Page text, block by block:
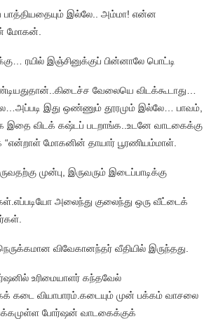
பாத்தியதையும் இல்லே.. அம்மா! என்ன
மோகன்.
ரயில் இஞ்சினுக்குப் பின்னாலே பொட்டி
வேலையெ விடக்கூடாது…
இது ஒண்ணும் தூரமும் இல்லே… பாவம்,
இதை விடக் கஷ்டப் படறாங்க..உடனே வாடகைக்கு
“என்றாள் மோகனின் தாயார் பூரணியம்மாள்.
முன்பு, இருவரும் இடைப்பாடிக்கு
அலைந்து குலைந்து ஒரு வீட்டைக்
விவேகானந்தர் வீதியில் இருந்தது.
உரிமையாளர் கந்தவேல்
கடை வியாபாரம்.கடையும் முன் பக்கம் வாசலை
பக்கமுள்ள போர்ஷன் வாடகைக்குக்